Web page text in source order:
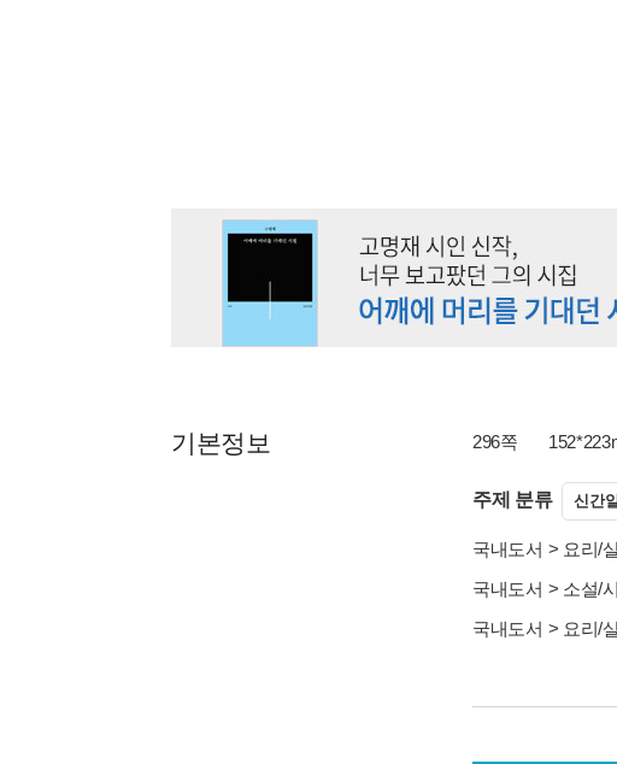
기본정보 296쪽
주제 분류 신간
국내도서 > 요리/
국내도서 > 소설/
국내도서 > 요리/